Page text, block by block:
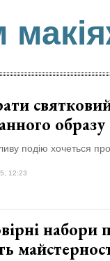
образу
подію хочеться
12:23
набори